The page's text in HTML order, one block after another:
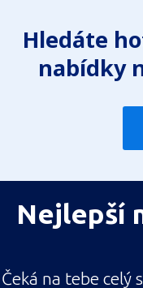
Hledáte
nabídky
Nejlepší
Čeká na tebe celý